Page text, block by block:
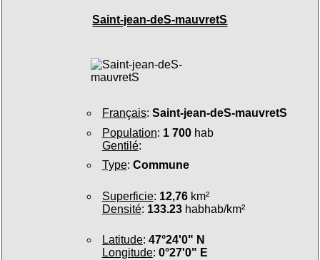
Saint-jean-deS-mauvretS
Français: Saint-jean-deS-mauvretS
Population: 1 700hab
Gentilé:
Type: Commune
Superficie: 12,76km²
Densité: 133.23habhab/km²
Latitude: 47°24'0" N
Longitude: 0°27'0" E